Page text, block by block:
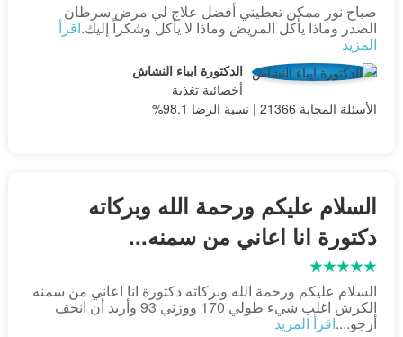
صباح نور ممكن تعطيني أفضل علاج لي مرض سرطان
الصدر وماذا يأكل المريض وماذا لا يأكل وشكراً إليك.اقرأ
المزيد
الدكتورة ايباء النشاش
أخصائية تغذية
الأسئلة المجابة 21366 | نسبة الرضا 98.1%
السلام عليكم ورحمة الله وبركاته
دكتورة انا اعاني من سمنه...
السلام عليكم ورحمة الله وبركاته دكتورة انا اعاني من سمنه
الكرش اغلب شيء طولي 170 ووزني 93 وأريد أن انحف
أرجو....اقرأ المزيد